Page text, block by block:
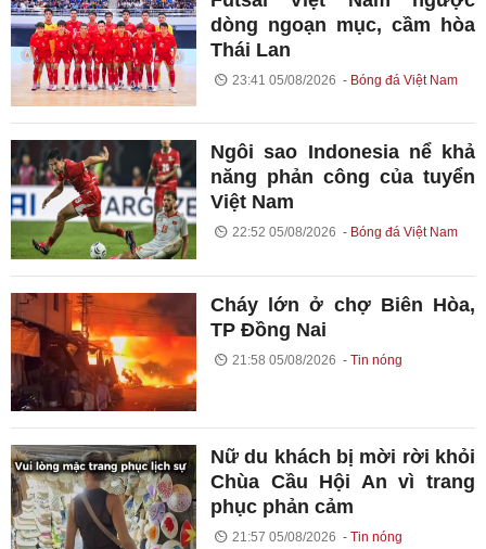
dòng ngoạn mục, cầm hòa
Thái Lan
23:41 05/08/2026 Bóng đá Việt Nam
Ngôi sao Indonesia nể khả
năng phản công của tuyển
Việt Nam
22:52 05/08/2026 Bóng đá Việt Nam
Cháy lớn ở chợ Biên Hòa,
TP Đồng Nai
21:58 05/08/2026 Tin nóng
Nữ du khách bị mời rời khỏi
Chùa Cầu Hội An vì trang
phục phản cảm
21:57 05/08/2026 Tin nóng